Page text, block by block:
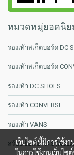
หมวดหมู่ยอดนิย
รองเท้าสเก็ตบอร์ด DC
รองเท้าสเก็ตบอร์ด
รองเท้า DC SHOES
รองเท้า CONVERSE
รองเท้า VANS
สร้อยข้อมือ
เว็บไซต์นี้มีการใช้ง
ในการใช้งานเว็บไ